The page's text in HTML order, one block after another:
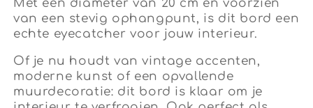
Met een diameter van 20 cm en voorzien
van een stevig ophangpunt, is dit bord een
echte eyecatcher voor jouw interieur.
Of je nu houdt van vintage accenten,
moderne kunst of een opvallende
muurdecoratie: dit bord is klaar om je